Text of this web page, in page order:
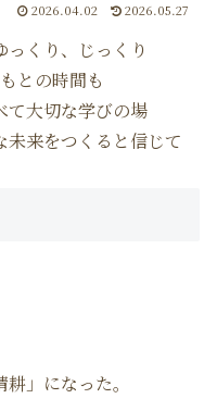
2026.04.02 2026.05.27
くり、じっくり
との時間も
て大切な学びの場
来をつくると信じて
」になった。